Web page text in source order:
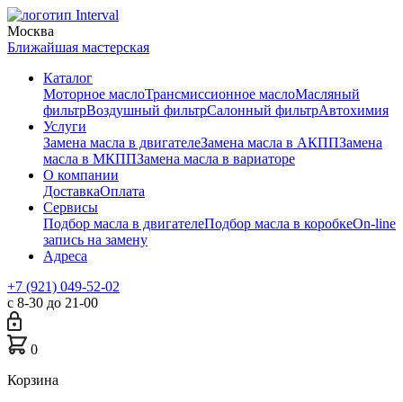
Москва
Ближайшая мастерская
Каталог
Моторное маслоТрансмиссионное маслоМасляный
фильтрВоздушный фильтрСалонный фильтрАвтохимия
Услуги
Замена масла в двигателеЗамена масла в АКППЗамена
масла в МКППЗамена масла в вариаторе
О компании
ДоставкаОплата
Сервисы
Подбор масла в двигателеПодбор масла в коробкеOn-line
запись на замену
Адреса
+7 (921) 049-52-02
с 8-30 до 21-00
0
Корзина